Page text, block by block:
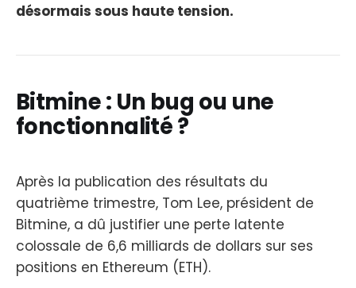
désormais sous haute tension.
Bitmine : Un bug ou une
fonctionnalité ?
Après la publication des résultats du
quatrième trimestre, Tom Lee, président de
Bitmine, a dû justifier une perte latente
colossale de 6,6 milliards de dollars sur ses
positions en Ethereum (ETH).